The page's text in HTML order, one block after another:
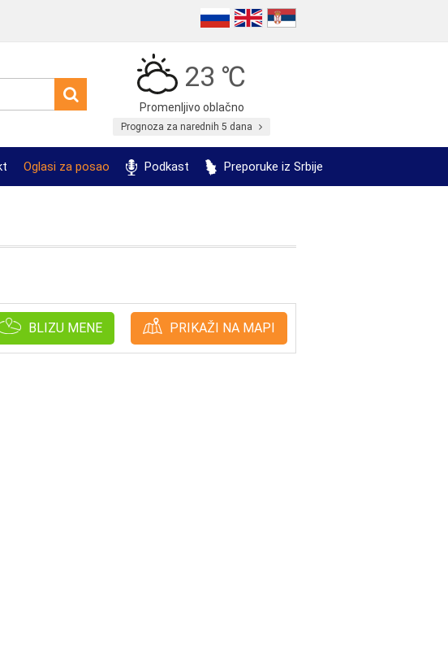
23 ℃
Promenljivo oblačno
Prognoza za narednih 5 dana
Oglasi za posao Podkast Preporuke iz Srbije
BLIZU MENE PRIKAŽI NA MAPI